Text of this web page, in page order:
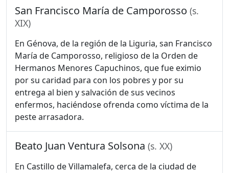
San Francisco María de Camporosso (s.
XIX)
En Génova, de la región de la Liguria, san Francisco
María de Camporosso, religioso de la Orden de
Hermanos Menores Capuchinos, que fue eximio
por su caridad para con los pobres y por su
entrega al bien y salvación de sus vecinos
enfermos, haciéndose ofrenda como víctima de la
peste arrasadora.
Beato Juan Ventura Solsona (s. XX)
En Castillo de Villamalefa, cerca de la ciudad de